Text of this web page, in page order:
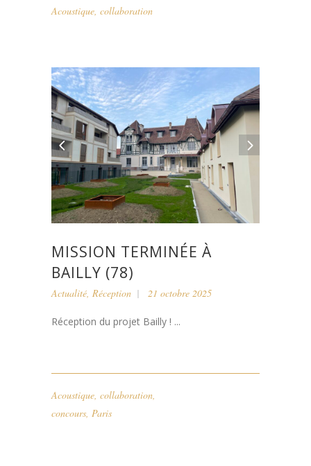
Acoustique, collaboration
MISSION TERMINÉE À
BAILLY (78)
Actualité, Réception 21 octobre 2025
Réception du projet Bailly ! ...
Acoustique, collaboration,
concours, Paris